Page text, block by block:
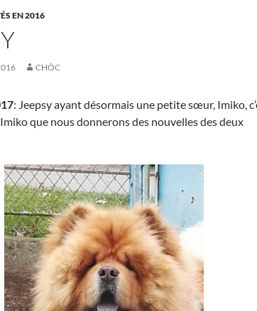
EN 2016
CHÔC
: Jeepsy ayant désormais une petite sœur, Imiko,
Imiko que nous donnerons des nouvelles des deux